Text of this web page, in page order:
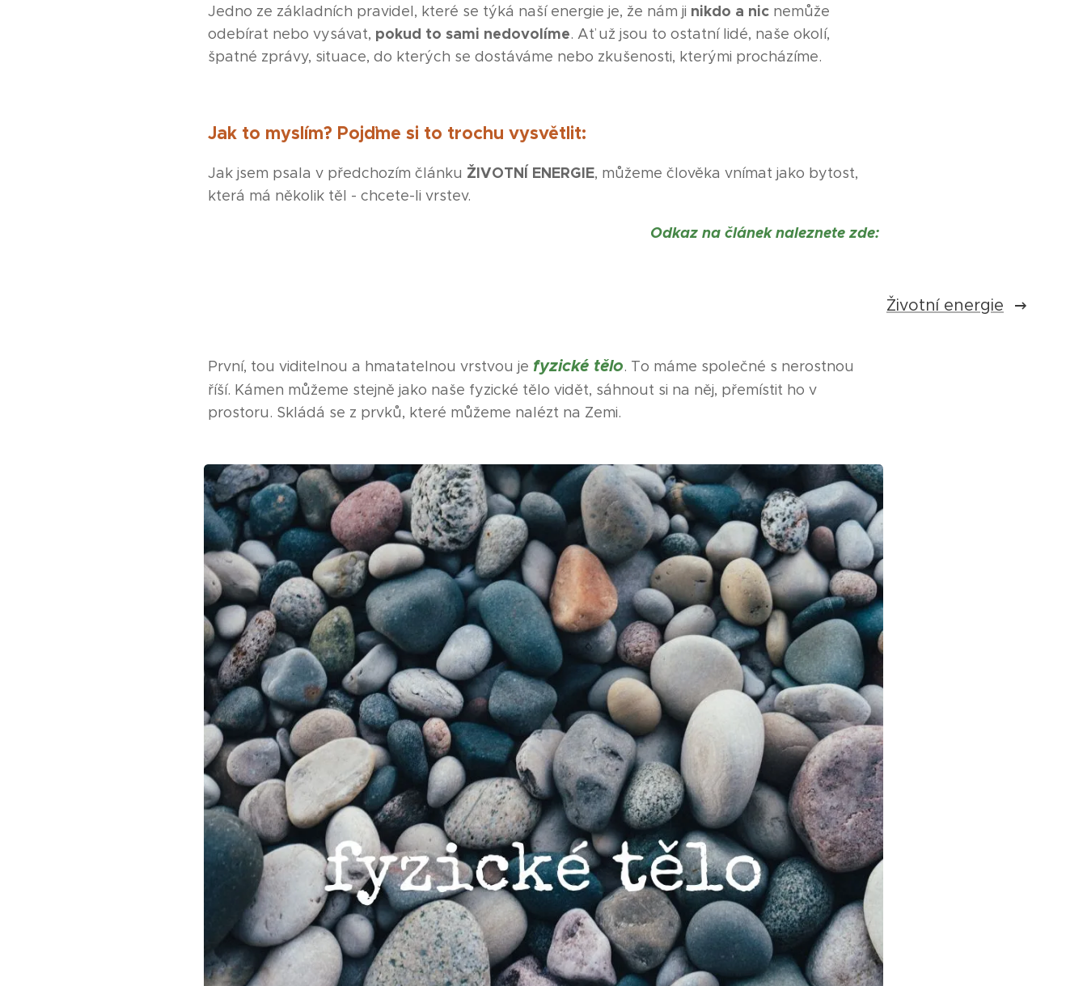
Jedno ze základních pravidel, které se týká naší energie je, že nám ji nikdo a nic nemůže
odebírat nebo vysávat, pokud to sami nedovolíme. Ať už jsou to ostatní lidé, naše okolí,
špatné zprávy, situace, do kterých se dostáváme nebo zkušenosti, kterými procházíme.
Jak to myslím? Pojďme si to trochu vysvětlit:
Jak jsem psala v předchozím článku ŽIVOTNÍ ENERGIE, můžeme člověka vnímat jako bytost,
která má několik těl - chcete-li vrstev.
Odkaz na článek naleznete zde:
Životní energie
První, tou viditelnou a hmatatelnou vrstvou je fyzické tělo. To máme společné s nerostnou
říší. Kámen můžeme stejně jako naše fyzické tělo vidět, sáhnout si na něj, přemístit ho v
prostoru. Skládá se z prvků, které můžeme nalézt na Zemi.